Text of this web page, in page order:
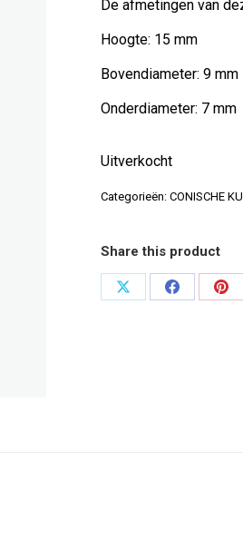
De afmetingen van
Hoogte: 15 mm
Bovendiameter: 9 mm
Onderdiameter: 7 mm
Uitverkocht
Categorieën: CONISCHE
Share this product
Deel
Deel